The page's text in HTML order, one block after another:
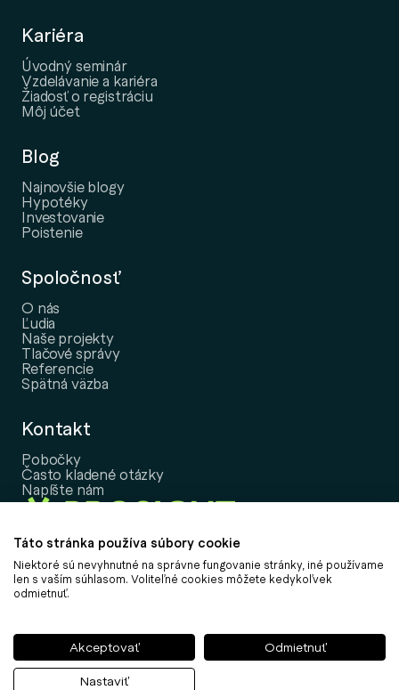
Kariéra
Úvodný seminár
Vzdelávanie a kariéra
Žiadosť o registráciu
Môj účet
Blog
Najnovšie blogy
Hypotéky
Investovanie
Poistenie
Spoločnosť
O nás
Ľudia
Naše projekty
Tlačové správy
Referencie
Spätná väzba
Kontakt
Pobočky
Často kladené otázky
Napíšte nám
Copyright © 2026, PROSIGHT Slovensko, a.s.
Informácie k udržateľnosti
Politika vybavovania sťažností
Obchodné podmienky
Táto stránka používa súbory cookie
Niektoré sú nevyhnutné na správne fungovanie stránky, iné používame
len s vaším súhlasom. Voliteľné cookies môžete kedykoľvek
odmietnuť.
Akceptovať
Odmietnuť
Nastaviť